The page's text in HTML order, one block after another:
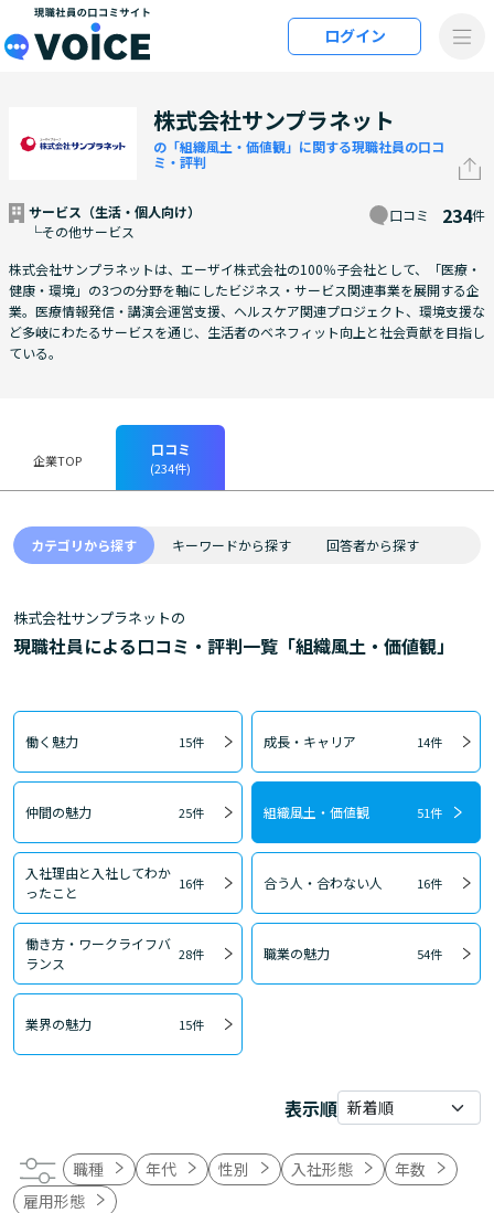
メインコンテンツにスキップ
ログイン
株式会社サンプラネット
の「組織風土・価値観」に関する現職社員の口コ
ミ・評判
サービス（生活・個人向け）
└その他サービス
口コミ 234件
株式会社サンプラネットは、エーザイ株式会社の100％子会社として、「医療・
健康・環境」の3つの分野を軸にしたビジネス・サービス関連事業を展開する企
業。医療情報発信・講演会運営支援、ヘルスケア関連プロジェクト、環境支援な
ど多岐にわたるサービスを通じ、生活者のベネフィット向上と社会貢献を目指し
ている。
企業TOP
口コミ
(234件)
カテゴリから探す キーワードから探す 回答者から探す
株式会社サンプラネットの
現職社員による口コミ・評判一覧「組織風土・価値観」
働く魅力 15件 成長・キャリア 14件
仲間の魅力 25件 組織風土・価値観 51件
入社理由と入社してわか
ったこと
16件 合う人・合わない人 16件
働き方・ワークライフバ
ランス
28件 職業の魅力 54件
業界の魅力 15件
表示順
職種 年代 性別 入社形態
年数
雇用形態